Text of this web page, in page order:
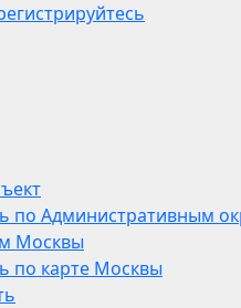
по Административным
Москвы
по карте Москвы